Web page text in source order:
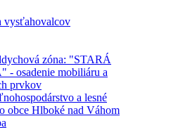
vysťahovalcov
zóna: "STARÁ
- osadenie mobiliáru a
prvkov
a lesné
obce Hlboké nad Váhom